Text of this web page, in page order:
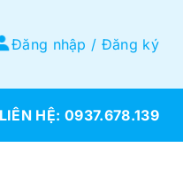
Đăng nhập / Đăng ký
0937.678.139